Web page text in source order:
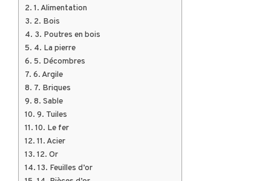
1. Alimentation
2. Bois
3. Poutres en bois
4. La pierre
5. Décombres
6. Argile
7. Briques
8. Sable
9. Tuiles
10. Le fer
11. Acier
12. Or
13. Feuilles d’or